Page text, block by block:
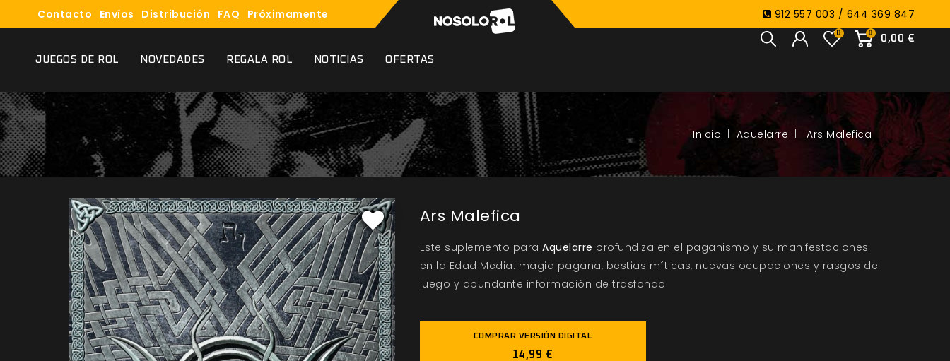
Contacto Envíos Distribución FAQ Próximamente 912 557 003 / 644 369 847
0
0,00 €
0
JUEGOS DE ROL NOVEDADES REGALA ROL NOTICIAS OFERTAS
Aquelarre Ars Malefica
Ars Malefica
Este suplemento paraAquelarre profundiza en el paganismo y su manifestaciones
en la Edad Media: magia pagana, bestias míticas, nuevas ocupaciones y rasgos de
juego y abundante información de trasfondo.
COMPRAR VERSIÓN DIGITAL
14,99 €